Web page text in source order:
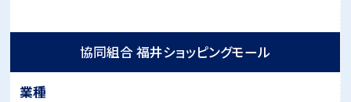
協同組合 福井ショッピングモール